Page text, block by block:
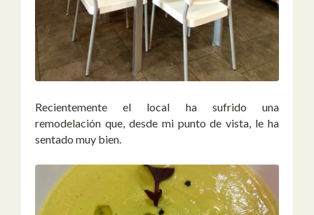
Recientemente el local ha sufrido una
remodelación que, desde mi punto de vista, le ha
sentado muy bien.